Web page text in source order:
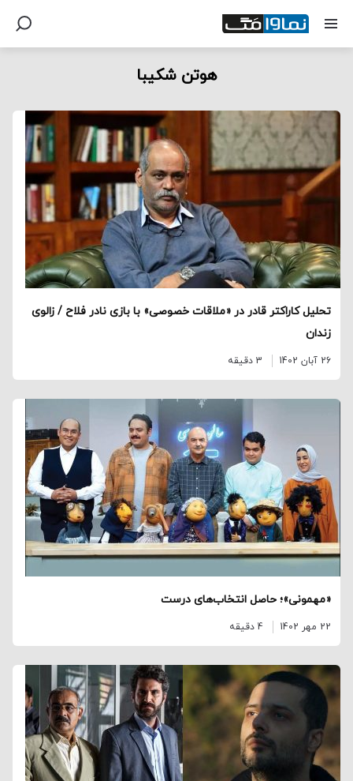
هوتن شکیبا
تحلیل کاراکتر قادر در «ملاقات خصوصی» با بازی نادر فلاح / زالوی
زندان
26 آبان 1402 3 دقیقه
«مهمونی»؛ حاصل انتخاب‌های درست
22 مهر 1402 4 دقیقه